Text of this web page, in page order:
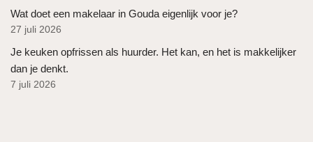
Wat doet een makelaar in Gouda eigenlijk voor je?
27 juli 2026
Je keuken opfrissen als huurder. Het kan, en het is makkelijker
dan je denkt.
7 juli 2026